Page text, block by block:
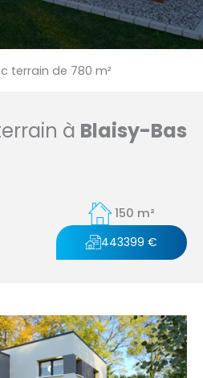
terrain de 780 m²
à Blaisy-Bas
150 m²
443399 €